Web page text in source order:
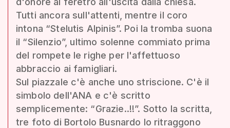
Tutti ancora sull'attenti, mentre il coro
intona “Stelutis Alpinis”. Poi la tromba suona
il “Silenzio”, ultimo solenne commiato prima
del rompete le righe per l'affettuoso
abbraccio ai famigliari.
Sul piazzale c'è anche uno striscione. C'è il
simbolo dell'ANA e c'è scritto
semplicemente: “Grazie..!!”. Sotto la scritta,
tre foto di Bortolo Busnardo lo ritraggono